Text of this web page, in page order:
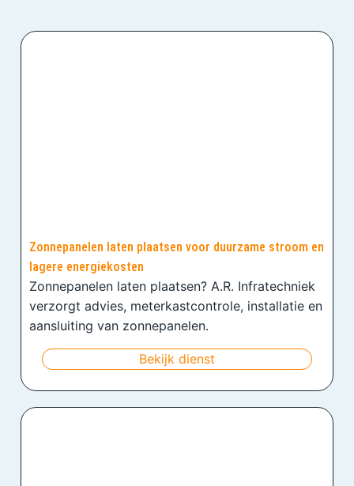
Zonnepanelen laten plaatsen voor duurzame stroom en
lagere energiekosten
Zonnepanelen laten plaatsen? A.R. Infratechniek
verzorgt advies, meterkastcontrole, installatie en
aansluiting van zonnepanelen.
Bekijk dienst